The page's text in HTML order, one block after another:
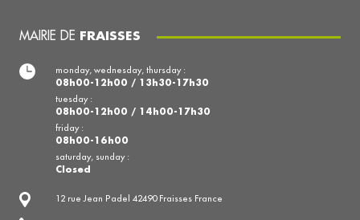
MAIRIE DE FRAISSES
12 rue Jean Padel 42490 Fraisses France
monday, wednesday, thursday :
08h00-12h00 / 13h30-17h30
tuesday :
08h00-12h00 / 14h00-17h30
friday :
08h00-16h00
saturday, sunday :
Closed